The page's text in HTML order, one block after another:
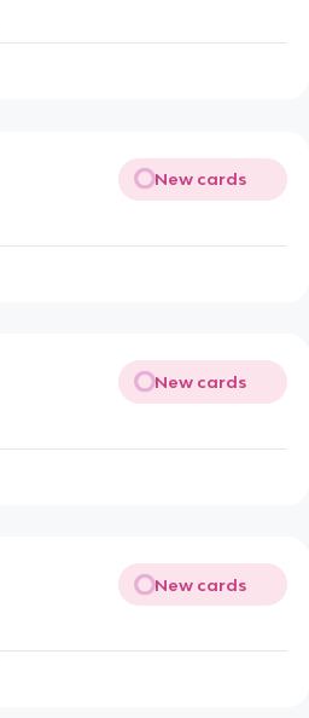
New cards
New cards
New cards